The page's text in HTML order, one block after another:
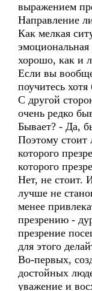
выражением
Направление
Как мелкая
хорошо, как и
Если вы
поучитесь
С другой
очень редко
Бывает? - Да,
Поэтому стоит
которого
которого
Нет, не стоит.
лучше не
менее
презрению -
презрение
для этого
Во-первых,
достойных
уважение и